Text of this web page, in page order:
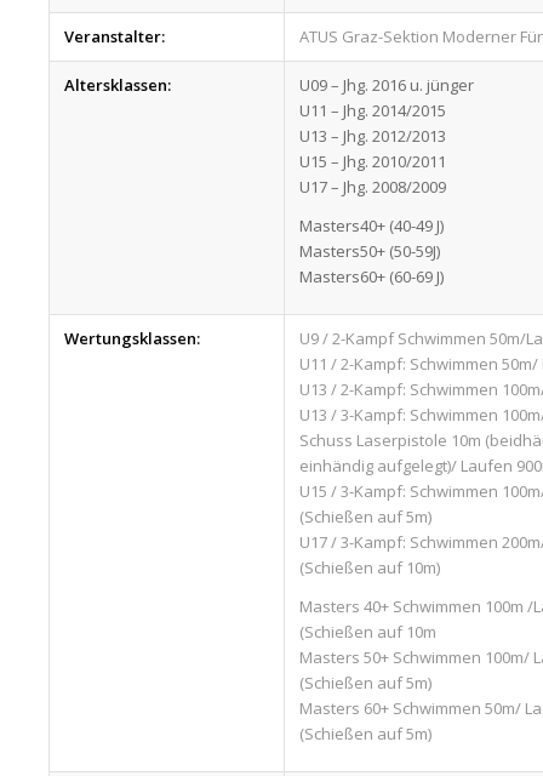
Veranstalter: ATUS Graz-Sektion Moderner
Altersklassen:
U09 – Jhg. 2016 u. jünger
U11 – Jhg. 2014/2015
U13 – Jhg. 2012/2013
U15 – Jhg. 2010/2011
U17 – Jhg. 2008/2009
Masters40+ (40-49 J)
Masters50+ (50-59J)
Masters60+ (60-69 J)
Wertungsklassen:
U9 / 2-Kampf Schwimmen 50m/
U11 / 2-Kampf: Schwimmen
U13 / 2-Kampf: Schwimmen
U13 / 3-Kampf: Schwimmen
Schuss Laserpistole 10m
einhändig aufgelegt)/ Laufen
U15 / 3-Kampf: Schwimmen
(Schießen auf 5m)
U17 / 3-Kampf: Schwimmen
(Schießen auf 10m)
Masters 40+ Schwimmen 100m /
(Schießen auf 10m
Masters 50+ Schwimmen 100m/
(Schießen auf 5m)
Masters 60+ Schwimmen 50m/
(Schießen auf 5m)